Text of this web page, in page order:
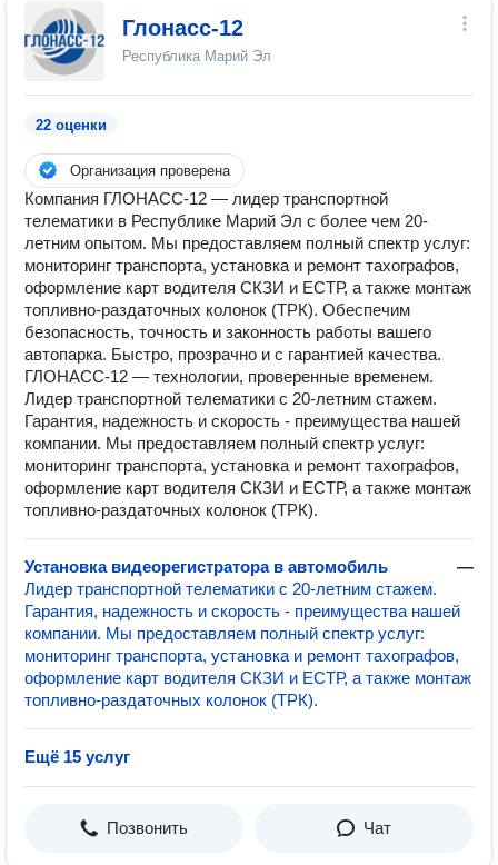
Глонасс-12
Республика Марий Эл
22 оценки
Организация проверена
Компания ГЛОНАСС-12 — лидер транспортной
телематики в Республике Марий Эл с более чем 20-
летним опытом. Мы предоставляем полный спектр услуг:
мониторинг транспорта, установка и ремонт тахографов,
оформление карт водителя СКЗИ и ЕСТР, а также монтаж
топливно-раздаточных колонок (ТРК). Обеспечим
безопасность, точность и законность работы вашего
автопарка. Быстро, прозрачно и с гарантией качества.
ГЛОНАСС-12 — технологии, проверенные временем.
Лидер транспортной телематики с 20-летним стажем.
Гарантия, надежность и скорость - преимущества нашей
компании. Мы предоставляем полный спектр услуг:
мониторинг транспорта, установка и ремонт тахографов,
оформление карт водителя СКЗИ и ЕСТР, а также монтаж
топливно-раздаточных колонок (ТРК).
Установка видеорегистратора в автомобиль
—
Лидер транспортной телематики с 20-летним стажем.
Гарантия, надежность и скорость - преимущества нашей
компании. Мы предоставляем полный спектр услуг:
мониторинг транспорта, установка и ремонт тахографов,
оформление карт водителя СКЗИ и ЕСТР, а также монтаж
топливно-раздаточных колонок (ТРК).
Ещё 15 услуг
Позвонить Чат